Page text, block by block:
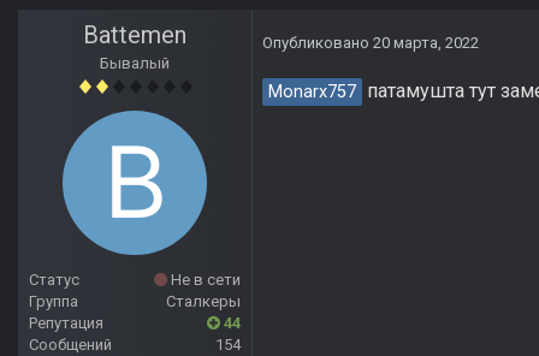
Battemen
Бывалый
Статус
Не в сети
Группа
Сталкеры
Репутация
44
Сообщений
154
Опубликовано 20 марта, 2022
Monarx757 патамушта тут